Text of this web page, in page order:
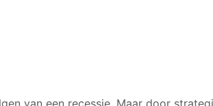
van een recessie. Maar door